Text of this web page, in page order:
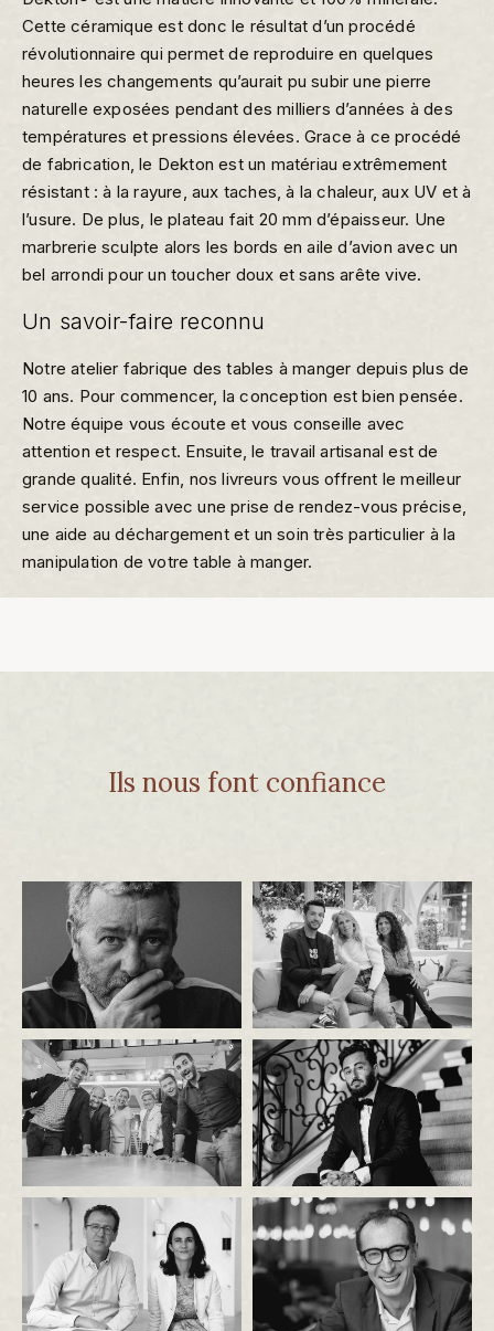
Cette céramique est donc le résultat d’un procédé
révolutionnaire qui permet de reproduire en quelques
heures les changements qu’aurait pu subir une pierre
naturelle exposées pendant des milliers d’années à des
températures et pressions élevées. Grace à ce procédé
de fabrication, le Dekton est un matériau extrêmement
résistant : à la rayure, aux taches, à la chaleur, aux UV et à
l’usure. De plus, le plateau fait 20 mm d’épaisseur. Une
marbrerie sculpte alors les bords en aile d’avion avec un
bel arrondi pour un toucher doux et sans arête vive.
Un savoir-faire reconnu
Notre atelier fabrique des tables à manger depuis plus de
10 ans. Pour commencer, la conception est bien pensée.
Notre équipe vous écoute et vous conseille avec
attention et respect. Ensuite, le travail artisanal est de
grande qualité. Enfin, nos livreurs vous offrent le meilleur
service possible avec une prise de rendez-vous précise,
une aide au déchargement et un soin très particulier à la
manipulation de votre table à manger.
Ils nous font confiance